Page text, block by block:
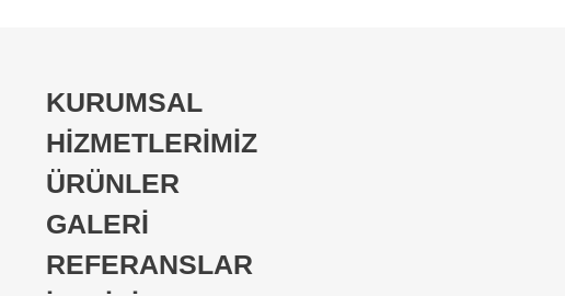
KURUMSAL
HİZMETLERİMİZ
ÜRÜNLER
GALERİ
REFERANSLAR